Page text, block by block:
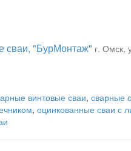
сваи, "БурМонтаж" г. Омск,
винтовые сваи, сварные
, оцинкованные сваи с